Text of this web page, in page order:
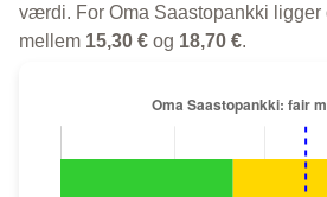
værdi. For Oma Saastopankki ligger
mellem 15,30 € og 18,70 €.